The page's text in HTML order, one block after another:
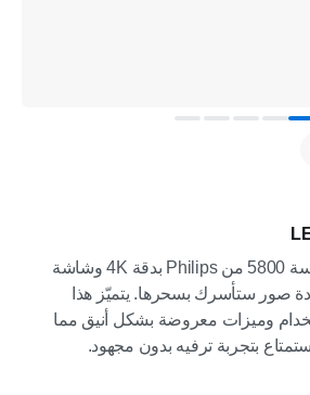
يتميّز تلفزيون LED سلسة 5800 من Philips بدقة 4K وشاشة
صور ستأسرك بسحرها. يتميّز هذا
وميزات معروضة بشكل أنيق مما
بتجربة ترفيه بدون مجهود.